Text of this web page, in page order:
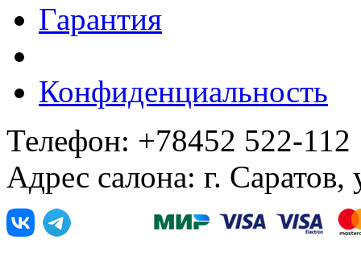
Гарантия
Конфиденциальность
Телефон: +78452 522-112
Адрес салона: г. Саратов,